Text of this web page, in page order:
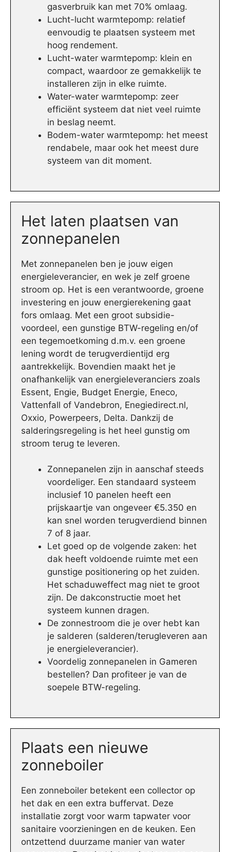
gasverbruik kan met 70% omlaag.
Lucht-lucht warmtepomp: relatief
eenvoudig te plaatsen systeem met
hoog rendement.
Lucht-water warmtepomp: klein en
compact, waardoor ze gemakkelijk te
installeren zijn in elke ruimte.
Water-water warmtepomp: zeer
efficiënt systeem dat niet veel ruimte
in beslag neemt.
Bodem-water warmtepomp: het meest
rendabele, maar ook het meest dure
systeem van dit moment.
Het laten plaatsen van
zonnepanelen
Met zonnepanelen ben je jouw eigen
energieleverancier, en wek je zelf groene
stroom op. Het is een verantwoorde, groene
investering en jouw energierekening gaat
fors omlaag. Met een groot subsidie-
voordeel, een gunstige BTW-regeling en/of
een tegemoetkoming d.m.v. een groene
lening wordt de terugverdientijd erg
aantrekkelijk. Bovendien maakt het je
onafhankelijk van energieleveranciers zoals
Essent, Engie, Budget Energie, Eneco,
Vattenfall of Vandebron, Enegiedirect.nl,
Oxxio, Powerpeers, Delta. Dankzij de
salderingsregeling is het heel gunstig om
stroom terug te leveren.
Zonnepanelen zijn in aanschaf steeds
voordeliger. Een standaard systeem
inclusief 10 panelen heeft een
prijskaartje van ongeveer €5.350 en
kan snel worden terugverdiend binnen
7 of 8 jaar.
Let goed op de volgende zaken: het
dak heeft voldoende ruimte met een
gunstige positionering op het zuiden.
Het schaduweffect mag niet te groot
zijn. De dakconstructie moet het
systeem kunnen dragen.
De zonnestroom die je over hebt kan
je salderen (salderen/terugleveren aan
je energieleverancier).
Voordelig zonnepanelen in Gameren
bestellen? Dan profiteer je van de
soepele BTW-regeling.
Plaats een nieuwe
zonneboiler
Een zonneboiler betekent een collector op
het dak en een extra buffervat. Deze
installatie zorgt voor warm tapwater voor
sanitaire voorzieningen en de keuken. Een
ontzettend duurzame manier van water